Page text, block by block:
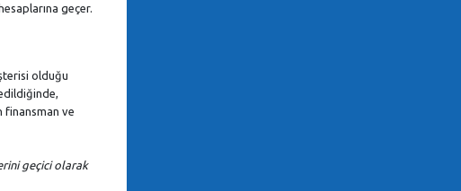
geçer.
olduğu
finansman ve
geçici olarak